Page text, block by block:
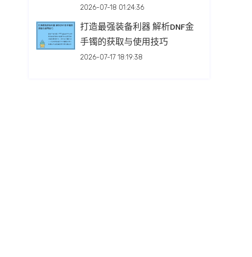
2026-07-18 01:24:36
打造最强装备利器 解析DNF金
手镯的获取与使用技巧
2026-07-17 18:19:38